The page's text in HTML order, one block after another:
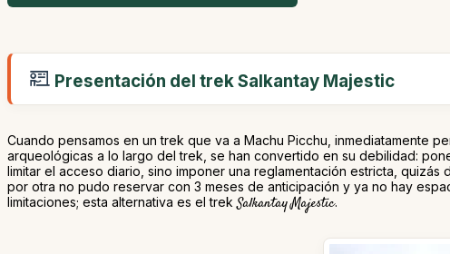
Presentación del trek Salkantay Majestic
Cuando pensamos en un trek que va a Machu Picchu, inmediatamente
arqueológicas a lo largo del trek, se han convertido en su debilidad:
limitar el acceso diario, sino imponer una reglamentación estricta,
por otra no pudo reservar con 3 meses de anticipación y ya no hay
limitaciones; esta alternativa es el trek Salkantay Majestic.